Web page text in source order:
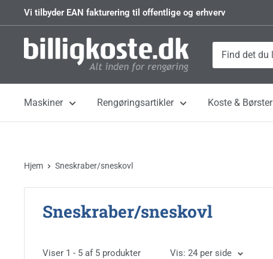
Videre
til
indhold
Vi tilbyder EAN fakturering til offentlige og erhverv
Billigkoste.dk
Maskiner Rengøringsartikler Koste & Børster
Hjem Sneskraber/sneskovl
Sneskraber/sneskovl
Viser 1 - 5 af 5 produkter Vis: 24 per side